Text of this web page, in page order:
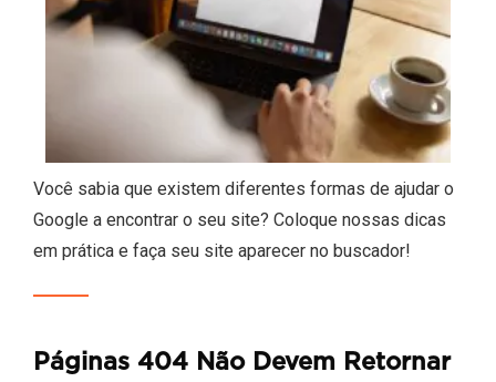
Você sabia que existem diferentes formas de ajudar o
Google a encontrar o seu site? Coloque nossas dicas
em prática e faça seu site aparecer no buscador!
Páginas 404 Não Devem Retornar